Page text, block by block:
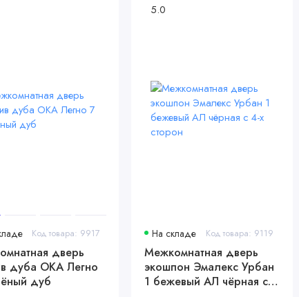
Код товара: 9917
дверь
дуба ОКА Легно
дуб
5.0
На складе Код товара: 9119
Межкомнатная дверь
экошпон Эмалекс Урбан
1 бежевый АЛ чёрная с